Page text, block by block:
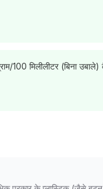
100 मिलीलीटर (बिना उबाले)